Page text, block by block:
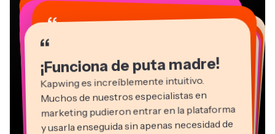
“
¡Funciona de puta madre!
Kapwing es increíblemente intuitivo.
Muchos de nuestros especialistas en
marketing pudieron entrar en la plataforma
y usarla enseguida sin apenas necesidad de
“
“
““
“
“
“